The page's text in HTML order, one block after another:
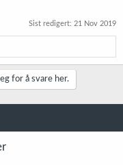
Sist redigert: 21 Nov 2019
for å svare her.